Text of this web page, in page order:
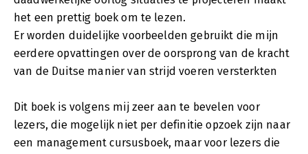
het een prettig boek om te lezen.
Er worden duidelijke voorbeelden gebruikt die mijn
eerdere opvattingen over de oorsprong van de kracht
van de Duitse manier van strijd voeren versterkten
Dit boek is volgens mij zeer aan te bevelen voor
lezers, die mogelijk niet per definitie opzoek zijn naar
een management cursusboek, maar voor lezers die